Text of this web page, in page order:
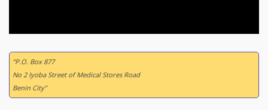
“P.O. Box 877
No 2 Iyoba Street of Medical Stores Road
Benin City”